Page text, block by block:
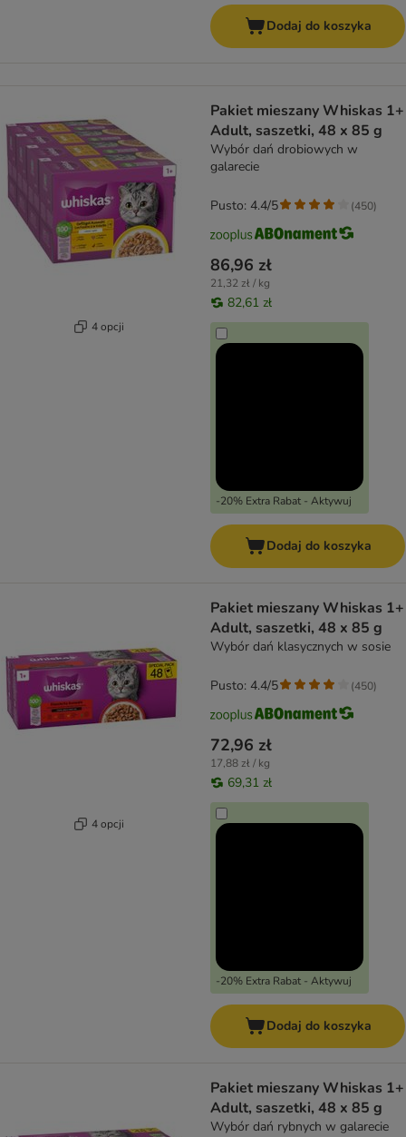
Dodaj do koszyka
4 opcji
Pakiet mieszany Whiskas 1+
Adult, saszetki, 48 x 85 g
Wybór dań drobiowych w
galarecie
86,96 zł
21,32 zł / kg
82,61 zł
-20% Extra Rabat - Aktywuj
Pusto: 4.4/5 (450)
Dodaj do koszyka
4 opcji
Pakiet mieszany Whiskas 1+
Adult, saszetki, 48 x 85 g
Wybór dań klasycznych w sosie
72,96 zł
17,88 zł / kg
69,31 zł
-20% Extra Rabat - Aktywuj
Pusto: 4.4/5 (450)
Dodaj do koszyka
Pakiet mieszany Whiskas 1+
Adult, saszetki, 48 x 85 g
Wybór dań rybnych w galarecie